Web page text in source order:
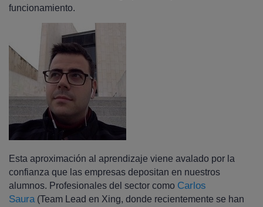
funcionamiento.
Esta aproximación al aprendizaje viene avalado por la
confianza que las empresas depositan en nuestros
alumnos. Profesionales del sector como Carlos
Saura (Team Lead en Xing, donde recientemente se han